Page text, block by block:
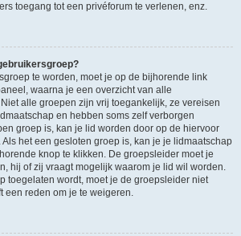
toegang tot een privéforum te verlenen, enz.
te worden, moet je op de bijhorende link
waarna je een overzicht van alle
alle groepen zijn vrij toegankelijk, ze vereisen
en hebben soms zelf verborgen
groep is, kan je lid worden door op de hiervoor
het een gesloten groep is, kan je je lidmaatschap
knop te klikken. De groepsleider moet je
hij of zij vraagt mogelijk waarom je lid wil worden.
toegelaten wordt, moet je de groepsleider niet
een reden om je te weigeren.